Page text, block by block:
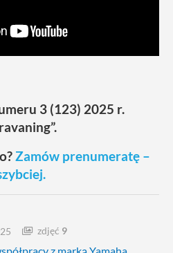
3 (123) 2025 r.
Zamów prenumeratę –
zdjęć 9